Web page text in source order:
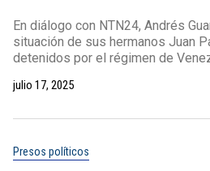
En diálogo con NTN24, Andrés
situación de sus hermanos Juan
detenidos por el régimen de
julio 17, 2025
Presos políticos